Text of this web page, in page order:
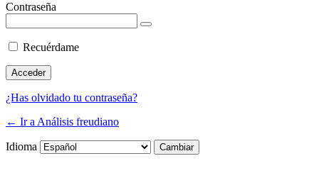
Contraseña
Recuérdame
¿Has olvidado tu contraseña?
← Ir a Análisis freudiano
Idioma